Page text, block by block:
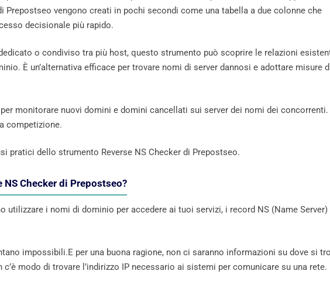
Prepostseo vengono creati in pochi secondi come una tabella a due colonne che
decisionale più rapido.
o condiviso tra più host, questo strumento può scoprire le relazioni
È un’alternativa efficace per trovare nomi di server dannosi e adottare misure
monitorare nuovi domini e domini cancellati sui server dei nomi dei concorrenti.
competizione.
pratici dello strumento Reverse NS Checker di Prepostseo.
NS Checker di Prepostseo?
utilizzare i nomi di dominio per accedere ai tuoi servizi, i record NS (Name Server)
impossibili.E per una buona ragione, non ci saranno informazioni su dove si
c’è modo di trovare l’indirizzo IP necessario ai sistemi per comunicare su una rete.